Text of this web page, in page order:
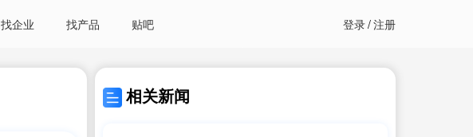
找企业 找产品 贴吧 登录/注册
相关新闻